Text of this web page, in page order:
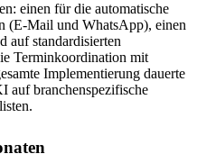
einen für die automatische
(E-Mail und WhatsApp), einen
auf standardisierten
Terminkoordination mit
Implementierung dauerte
auf branchenspezifische